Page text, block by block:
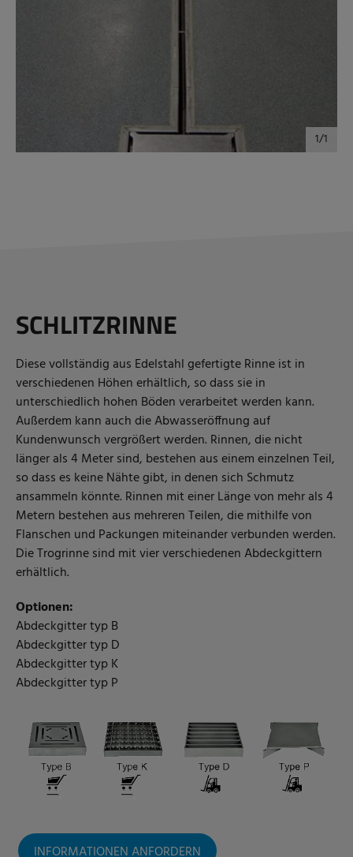
SCHLITZRINNE
Diese vollständig aus Edelstahl gefertigte Rinne ist in
verschiedenen Höhen erhältlich, so dass sie in
unterschiedlich hohen Böden verarbeitet werden kann.
Außerdem kann auch die Abwasseröffnung auf
Kundenwunsch vergrößert werden. Rinnen, die nicht
länger als 4 Meter sind, bestehen aus einem einzelnen Teil,
so dass es keine Nähte gibt, in denen sich Schmutz
ansammeln könnte. Rinnen mit einer Länge von mehr als 4
Metern bestehen aus mehreren Teilen, die mithilfe von
Flanschen und Packungen miteinander verbunden werden.
Die Trogrinne sind mit vier verschiedenen Abdeckgittern
erhältlich.
Optionen:
Abdeckgitter typ B
Abdeckgitter typ D
Abdeckgitter typ K
Abdeckgitter typ P
INFORMATIONEN ANFORDERN